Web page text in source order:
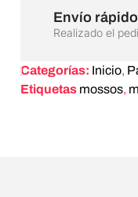
Envío rápido
Realizado el
Categorías: Inicio,
Etiquetas mossos,